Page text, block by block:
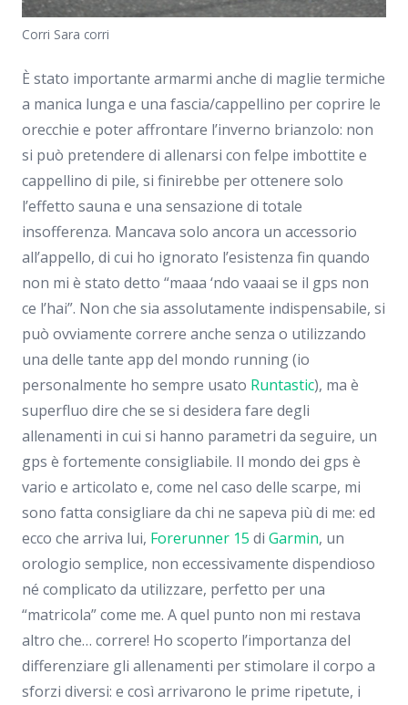
Corri Sara corri
È stato importante armarmi anche di maglie termiche
a manica lunga e una fascia/cappellino per coprire le
orecchie e poter affrontare l’inverno brianzolo: non
si può pretendere di allenarsi con felpe imbottite e
cappellino di pile, si finirebbe per ottenere solo
l’effetto sauna e una sensazione di totale
insofferenza. Mancava solo ancora un accessorio
all’appello, di cui ho ignorato l’esistenza fin quando
non mi è stato detto “maaa ‘ndo vaaai se il gps non
ce l’hai”. Non che sia assolutamente indispensabile, si
può ovviamente correre anche senza o utilizzando
una delle tante app del mondo running (io
personalmente ho sempre usato Runtastic), ma è
superfluo dire che se si desidera fare degli
allenamenti in cui si hanno parametri da seguire, un
gps è fortemente consigliabile. Il mondo dei gps è
vario e articolato e, come nel caso delle scarpe, mi
sono fatta consigliare da chi ne sapeva più di me: ed
ecco che arriva lui, Forerunner 15 di Garmin, un
orologio semplice, non eccessivamente dispendioso
né complicato da utilizzare, perfetto per una
“matricola” come me. A quel punto non mi restava
altro che… correre! Ho scoperto l’importanza del
differenziare gli allenamenti per stimolare il corpo a
sforzi diversi: e così arrivarono le prime ripetute, i